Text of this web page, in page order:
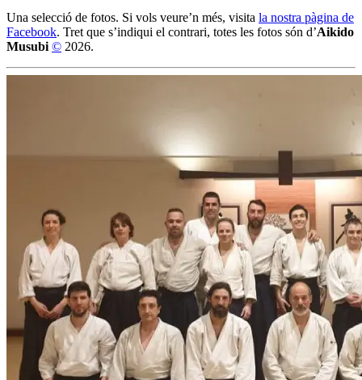
Una selecció de fotos. Si vols veure’n més, visita la nostra pàgina de
Facebook. Tret que s’indiqui el contrari, totes les fotos són d’Aikido
Musubi © 2026.